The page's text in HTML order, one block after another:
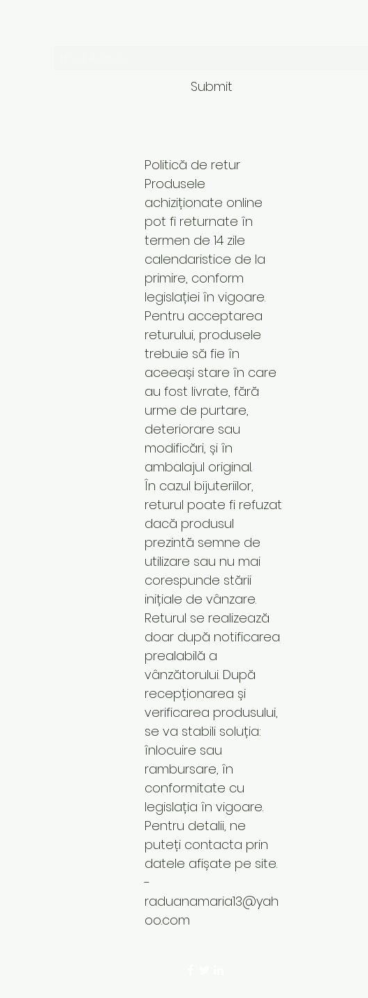
Submit
Politică de retur
Produsele
achiziționate online
pot fi returnate în
termen de 14 zile
calendaristice de la
primire, conform
legislației în vigoare.
Pentru acceptarea
returului, produsele
trebuie să fie în
aceeași stare în care
au fost livrate, fără
urme de purtare,
deteriorare sau
modificări, și în
ambalajul original.
În cazul bijuteriilor,
returul poate fi refuzat
dacă produsul
prezintă semne de
utilizare sau nu mai
corespunde stării
inițiale de vânzare.
Returul se realizează
doar după notificarea
prealabilă a
vânzătorului. După
recepționarea și
verificarea produsului,
se va stabili soluția:
înlocuire sau
rambursare, în
conformitate cu
legislația în vigoare.
Pentru detalii, ne
puteți contacta prin
datele afișate pe site.
-
raduanamaria13@yah
oo.com